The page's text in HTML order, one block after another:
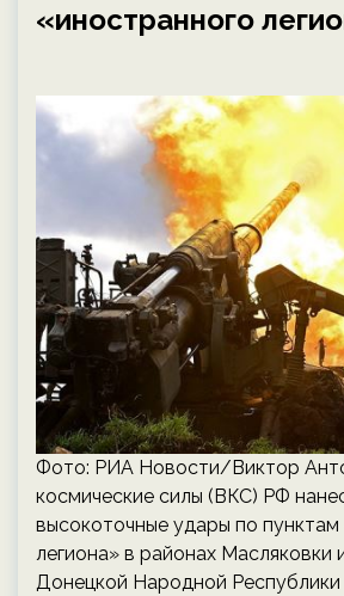
«иностранного
Фото: РИА Новости/Виктор
космические силы (ВКС) РФ
высокоточные удары по
легиона» в районах Масляковки
Донецкой Народной